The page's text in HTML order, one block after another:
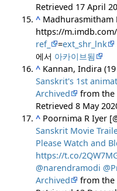
Retrieved 17 April
^ Madhurasmitham
https://
ref_
=ext_shr_lnk
에서 아카이브됨
^ Kannan, Indira
Sanskrit's 1st
Archived
from the
Retrieved8 May
^ Poornima R Iyer
Sanskrit Movie
Please Watch and
https://t.co/
@narendramodi
Archived
from the